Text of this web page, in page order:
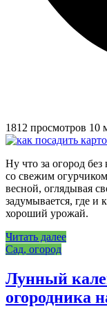
1812 просмотров 10
Ну что за огород
со свежим
весной, оглядывая
задумывается, где и
хороший урожай.
Читать далее
Сад, огород
Лунный
огородника